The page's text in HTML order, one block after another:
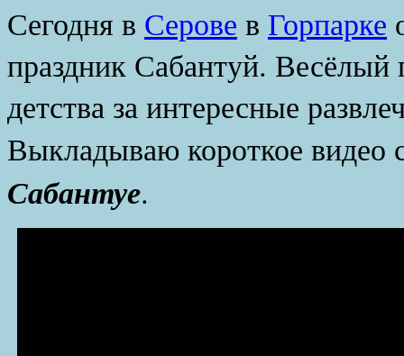
Сегодня в Серове в Горпарке
праздник Сабантуй.
детства за интересные
Выкладываю короткое видео
Сабантуе.